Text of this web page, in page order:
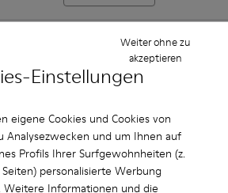
Einstellungen
eigene Cookies und Cookies von
Analysezwecken und um Ihnen auf
Profils Ihrer Surfgewohnheiten (z.
personalisierte Werbung
Weitere Informationen und die
Weiter ohne zu
akzeptieren